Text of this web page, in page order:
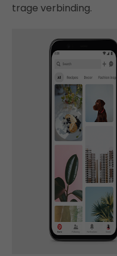
trage verbinding.